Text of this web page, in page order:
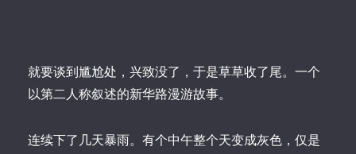
就要谈到尴尬处，兴致没了，于是草草收了尾。一个
以第二人称叙述的新华路漫游故事。
连续下了几天暴雨。有个中午整个天变成灰色，仅是